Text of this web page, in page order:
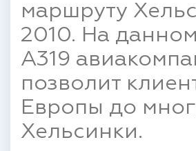
маршруту
2010. На
A319
позволит
Европы до
Хельсинки.